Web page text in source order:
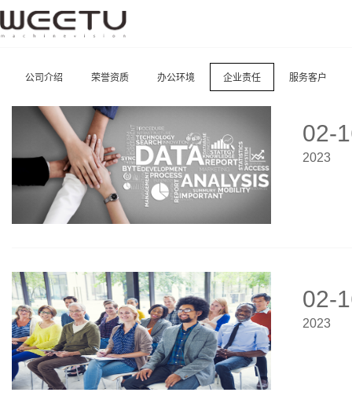
公司介绍 荣誉资质 办公环境 企业责任 服务客户
02-
2023
02-
2023